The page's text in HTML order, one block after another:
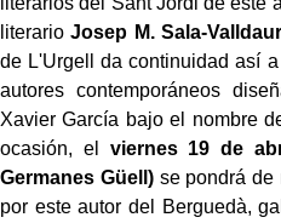
literarioJosep M. Sala-
de L'Urgell da continuidad así
autores contemporáneos
Xavier García bajo el nombre
ocasión, el viernes 19 de
Germanes Güell) se pondrá de
por este autor del Berguedà,